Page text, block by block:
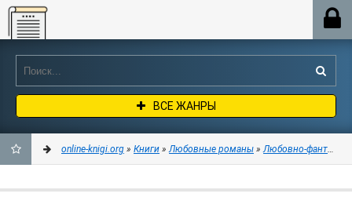
Online-knigi.org
ВСЕ ЖАНРЫ
online-knigi.org » Книги »Любовные романы »Любовно-